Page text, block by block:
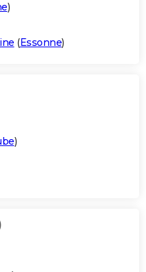
)
(Essonne)
)